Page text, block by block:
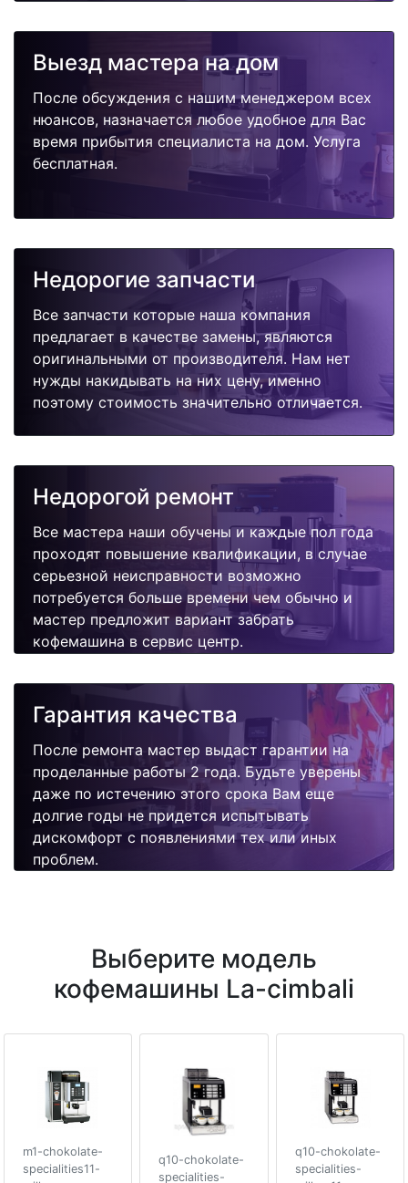
поломок.
Выезд мастера на дом
После обсуждения с нашим менеджером всех
нюансов, назначается любое удобное для Вас
время прибытия специалиста на дом. Услуга
бесплатная.
Недорогие запчасти
Все запчасти которые наша компания
предлагает в качестве замены, являются
оригинальными от производителя. Нам нет
нужды накидывать на них цену, именно
поэтому стоимость значительно отличается.
Недорогой ремонт
Все мастера наши обучены и каждые пол года
проходят повышение квалификации, в случае
серьезной неисправности возможно
потребуется больше времени чем обычно и
мастер предложит вариант забрать
кофемашина в сервис центр.
Гарантия качества
После ремонта мастер выдаст гарантии на
проделанные работы 2 года. Будьте уверены
даже по истечению этого срока Вам еще
долгие годы не придется испытывать
дискомфорт с появлениями тех или иных
проблем.
Выберите модель
кофемашины La-cimbali
m1-chokolate-
specialities11-
q10-chokolate-
specialities-
q10-chokolate-
specialities-